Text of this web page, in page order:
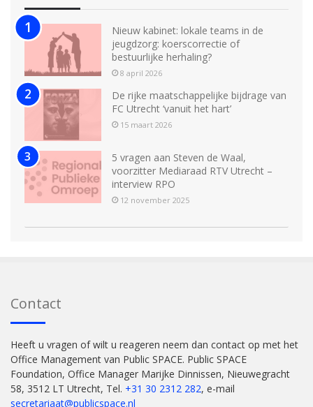
Nieuw kabinet: lokale teams in de
jeugdzorg: koerscorrectie of
bestuurlijke herhaling?
8 april 2026
De rijke maatschappelijke bijdrage van
FC Utrecht ‘vanuit het hart’
15 maart 2026
5 vragen aan Steven de Waal,
voorzitter Mediaraad RTV Utrecht –
interview RPO
12 november 2025
Contact
Heeft u vragen of wilt u reageren neem dan contact op met het
Office Management van Public SPACE. Public SPACE
Foundation, Office Manager Marijke Dinnissen, Nieuwegracht
58, 3512 LT Utrecht, Tel. +31 30 2312 282, e-mail
secretariaat@publicspace.nl